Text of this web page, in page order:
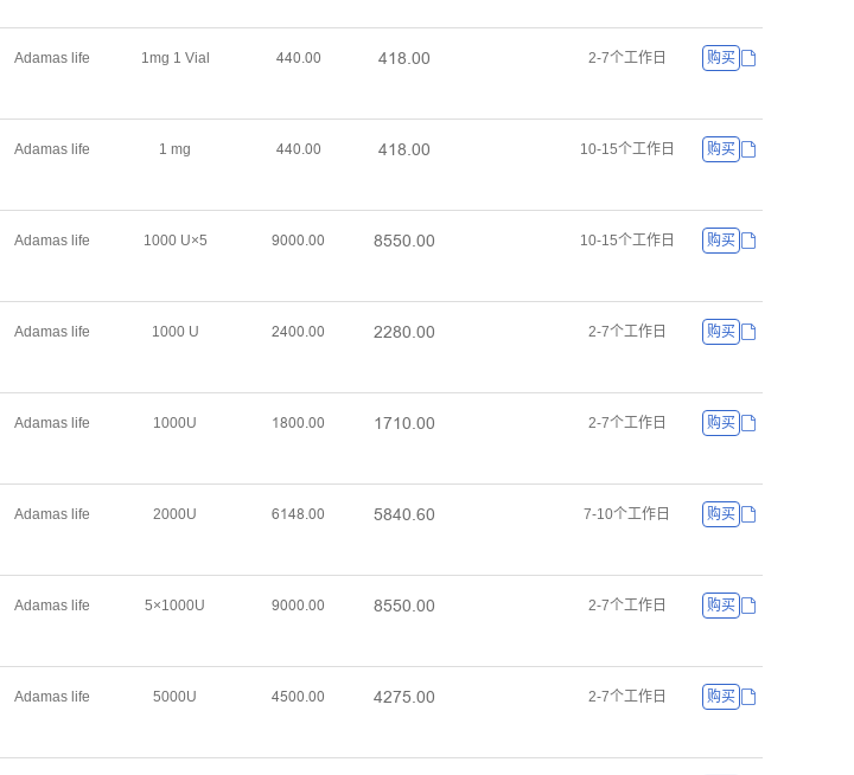
Adamas life 1mg 1 Vial ȦȦŏŕŏŏ ȦȜȤŕŏŏ 2-7个工作日 购买
Adamas life 1 mg ȦȦŏŕŏŏ ȦȜȤŕŏŏ 10-15个工作日 购买
Adamas life 1000 U×5 Žŏŏŏŕŏŏ ȤŪŪŏŕŏŏ 10-15个工作日 购买
Adamas life 1000 U ĤȦŏŏŕŏŏ ĤĤȤŏŕŏŏ 2-7个工作日 购买
Adamas life 1000U ȜȤŏŏŕŏŏ ȜǅȜŏŕŏŏ 2-7个工作日 购买
Adamas life 2000U ĪȜȦȤŕŏŏ ŪȤȦŏŕĪŏ 7-10个工作日 购买
Adamas life 5×1000U Žŏŏŏŕŏŏ ȤŪŪŏŕŏŏ 2-7个工作日 购买
Adamas life 5000U ȦŪŏŏŕŏŏ ȦĤǅŪŕŏŏ 2-7个工作日 购买